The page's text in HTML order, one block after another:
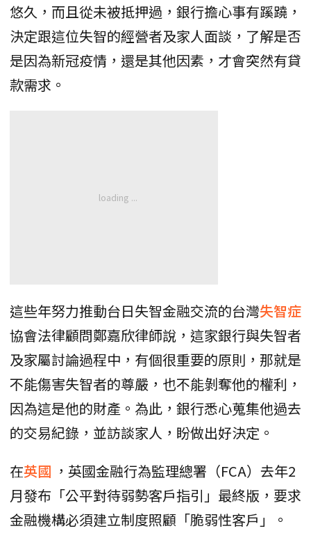
悠久，而且從未被抵押過，銀行擔心事有蹊蹺，
決定跟這位失智的經營者及家人面談，了解是否
是因為新冠疫情，還是其他因素，才會突然有貸
款需求。
這些年努力推動台日失智金融交流的台灣失智症
協會法律顧問鄭嘉欣律師說，這家銀行與失智者
及家屬討論過程中，有個很重要的原則，那就是
不能傷害失智者的尊嚴，也不能剝奪他的權利，
因為這是他的財產。為此，銀行悉心蒐集他過去
的交易紀錄，並訪談家人，盼做出好決定。
在英國 ，英國金融行為監理總署（FCA）去年2
月發布「公平對待弱勢客戶指引」最終版，要求
金融機構必須建立制度照顧「脆弱性客戶」。